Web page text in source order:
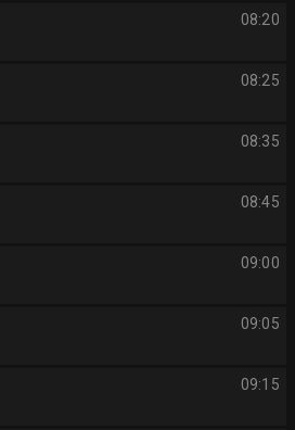
08:20
08:25
08:35
08:45
09:00
09:05
09:15